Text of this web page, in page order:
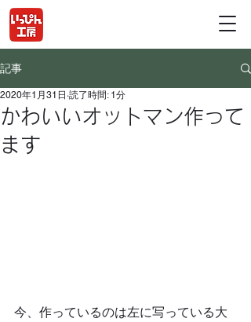
記事
かわいいオットマン作って
ます
2020年1月31日 読了時間: 1分
今、作っているのは左に写っている大